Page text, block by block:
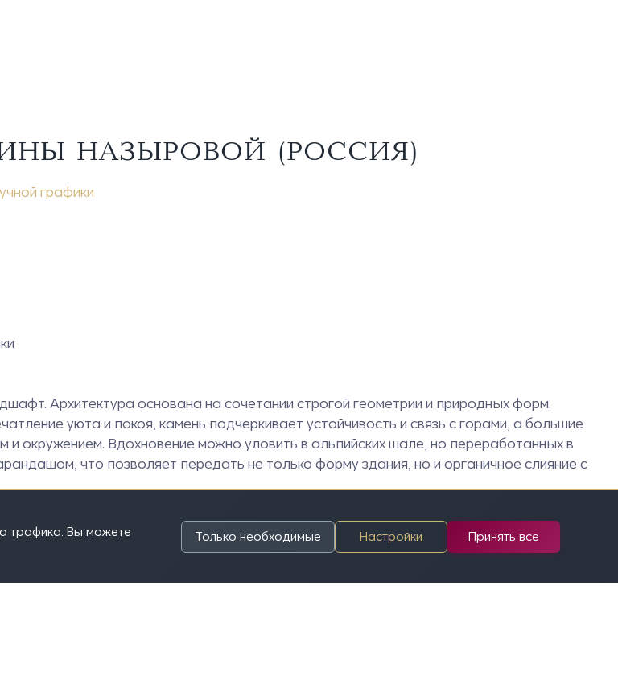
НАЗЫРОВОЙ (РОССИЯ)
графики
Архитектура основана на сочетании строгой геометрии и природных форм.
уюта и покоя, камень подчеркивает устойчивость и связь с горами, а большие
окружением. Вдохновение можно уловить в альпийских шале, но переработанных в
что позволяет передать не только форму здания, но и органичное слияние с
трафика. Вы можете
Только необходимые Настройки Принять все